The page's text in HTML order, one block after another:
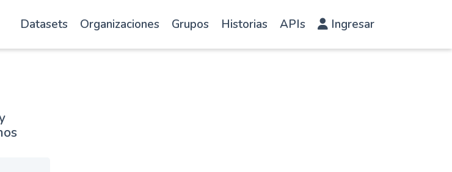
Datasets Organizaciones Grupos Historias APIs Ingresar